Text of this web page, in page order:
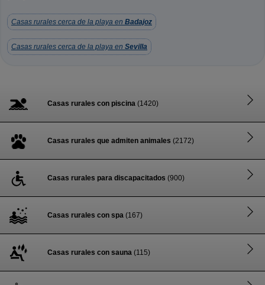
Casas rurales cerca de la playa en Badajoz
Casas rurales cerca de la playa en Sevilla
Casas rurales con piscina (1420)
Casas rurales que admiten animales (2172)
Casas rurales para discapacitados (900)
Casas rurales con spa (167)
Casas rurales con sauna (115)